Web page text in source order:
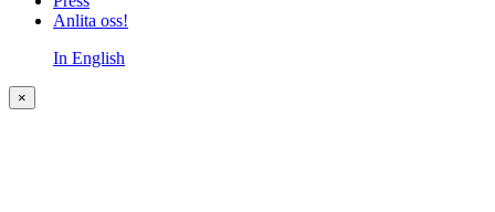
Anlita oss!
In English
×